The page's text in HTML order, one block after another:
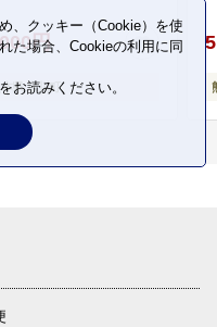
円
県 氷川町
、クッキー（Cookie）を使
た場合、Cookieの利用に同
をお読みください。